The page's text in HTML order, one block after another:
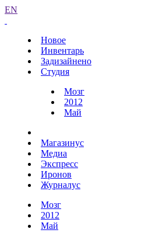
EN
Новое
Инвентарь
Задизайнено
Студия
Мозг
2012
Май
Магазинус
Медиа
Экспресс
Иронов
Журналус
Мозг
2012
Май